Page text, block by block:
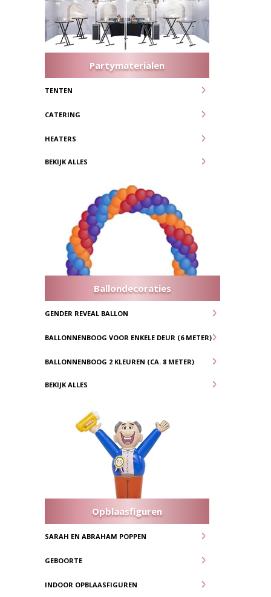
Partymaterialen
TENTEN
CATERING
HEATERS
BEKIJK ALLES
Ballondecoraties
GENDER REVEAL BALLON
BALLONNENBOOG VOOR ENKELE DEUR (6 METER)
BALLONNENBOOG 2 KLEUREN (CA. 8 METER)
BEKIJK ALLES
Opblaasfiguren
SARAH EN ABRAHAM POPPEN
GEBOORTE
INDOOR OPBLAASFIGUREN